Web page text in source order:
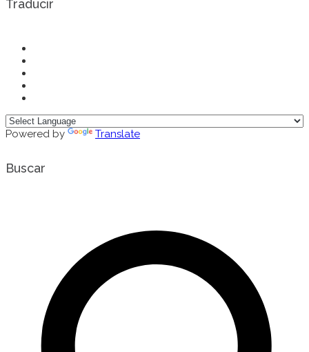
Traducir
Powered by Translate
Buscar